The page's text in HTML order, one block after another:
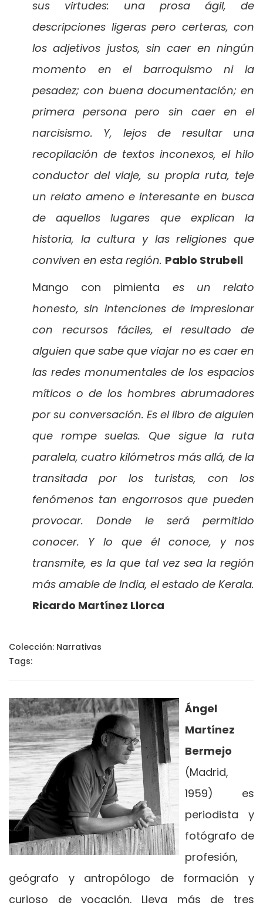
sus virtudes: una prosa ágil, de
descripciones ligeras pero certeras, con
los adjetivos justos, sin caer en ningún
momento en el barroquismo ni la
pesadez; con buena documentación; en
primera persona pero sin caer en el
narcisismo. Y, lejos de resultar una
recopilación de textos inconexos, el hilo
conductor del viaje, su propia ruta, teje
un relato ameno e interesante en busca
de aquellos lugares que explican la
historia, la cultura y las religiones que
conviven en esta región. Pablo Strubell
Mango con pimienta es un relato
honesto, sin intenciones de impresionar
con recursos fáciles, el resultado de
alguien que sabe que viajar no es caer en
las redes monumentales de los espacios
míticos o de los hombres abrumadores
por su conversación. Es el libro de alguien
que rompe suelas. Que sigue la ruta
paralela, cuatro kilómetros más allá, de la
transitada por los turistas, con los
fenómenos tan engorrosos que pueden
provocar. Donde le será permitido
conocer. Y lo que él conoce, y nos
transmite, es la que tal vez sea la región
más amable de India, el estado de Kerala.
Ricardo Martínez Llorca
Colección: Narrativas
Tags:
Ángel
Martínez
Bermejo
(Madrid,
1959) es
periodista y
fotógrafo de
profesión,
geógrafo y antropólogo de formación y
curioso de vocación. Lleva más de tres